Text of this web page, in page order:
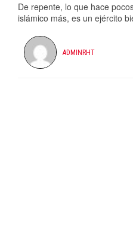
De repente, lo que hace
islámico más, es un ejército
ADMINRHT